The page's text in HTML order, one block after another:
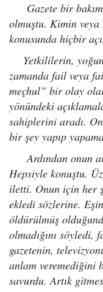
Gazete bir
olmuştu. Kimin
konusunda hiçbir
Yetkililerin, yoğun
zamanda fail veya
meçhul” bir olay
yönündeki
sahiplerini aradı.
bir şey yapıp
Ardından onun
Hepsiyle konuştu.
iletti. Onun için her
ekledi sözlerine.
öldürülmüş
olmadığını
gazetenin,
anlam veremediğini
savurdu. Artık